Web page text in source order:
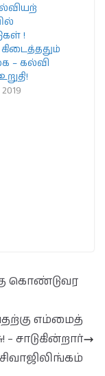
!
– கல்வி
கொண்டுவர
எம்மைத்
சாடுகின்றார்
சிவாஜிலிங்கம்